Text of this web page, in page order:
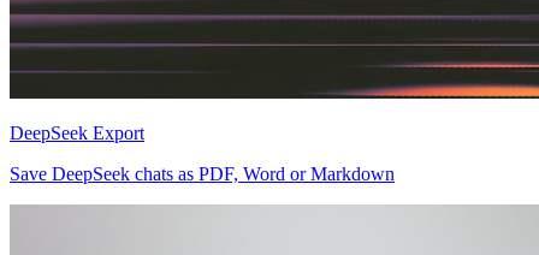
DeepSeek Export
Save DeepSeek chats as PDF, Word or Markdown